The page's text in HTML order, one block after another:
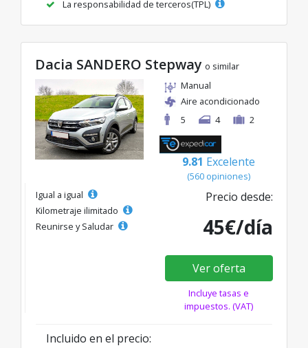
La responsabilidad de terceros(TPL)
Dacia SANDERO Stepway o similar
Manual
Aire acondicionado
5
4 2
9.81 Excelente
(560 opiniones)
Igual a igual
Kilometraje ilimitado
Reunirse y Saludar
Precio desde:
45€/día
Ver oferta
Incluye tasas e
impuestos. (VAT)
Incluido en el precio: